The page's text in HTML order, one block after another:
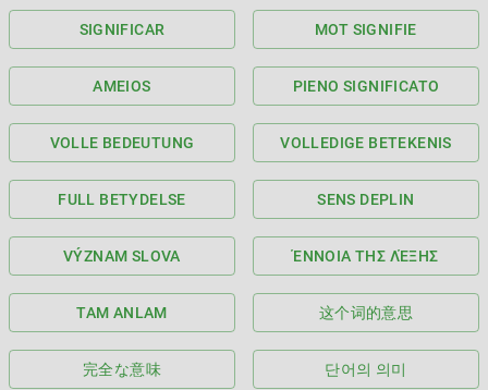
SIGNIFICAR MOT SIGNIFIE
AMEIOS PIENO SIGNIFICATO
VOLLE BEDEUTUNG VOLLEDIGE BETEKENIS
FULL BETYDELSE SENS DEPLIN
VÝZNAM SLOVA ΈΝΝΟΙΑ ΤΗΣ ΛΈΞΗΣ
TAM ANLAM 这个词的意思
完全な意味 단어의 의미